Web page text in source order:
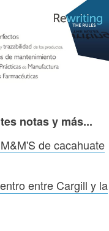
notas y más...
de cacahuate
entre Cargill y la